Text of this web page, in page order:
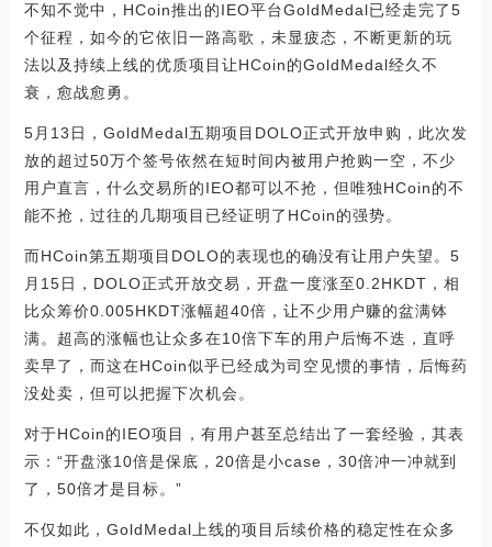
不知不觉中，HCoin推出的IEO平台GoldMedal已经走完了5
个征程，如今的它依旧一路高歌，未显疲态，不断更新的玩
法以及持续上线的优质项目让HCoin的GoldMedal经久不
衰，愈战愈勇。
5月13日，GoldMedal五期项目DOLO正式开放申购，此次发
放的超过50万个签号依然在短时间内被用户抢购一空，不少
用户直言，什么交易所的IEO都可以不抢，但唯独HCoin的不
能不抢，过往的几期项目已经证明了HCoin的强势。
而HCoin第五期项目DOLO的表现也的确没有让用户失望。5
月15日，DOLO正式开放交易，开盘一度涨至0.2HKDT，相
比众筹价0.005HKDT涨幅超40倍，让不少用户赚的盆满钵
满。超高的涨幅也让众多在10倍下车的用户后悔不迭，直呼
卖早了，而这在HCoin似乎已经成为司空见惯的事情，后悔药
没处卖，但可以把握下次机会。
对于HCoin的IEO项目，有用户甚至总结出了一套经验，其表
示：“开盘涨10倍是保底，20倍是小case，30倍冲一冲就到
了，50倍才是目标。”
不仅如此，GoldMedal上线的项目后续价格的稳定性在众多